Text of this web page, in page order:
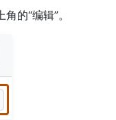
的“编辑”。